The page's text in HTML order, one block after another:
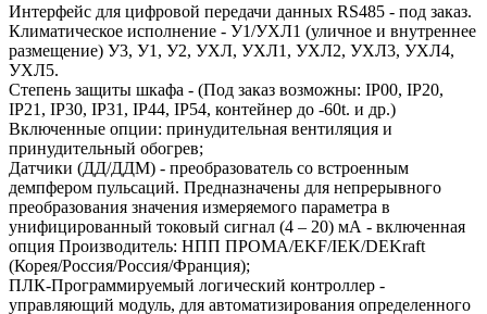
Интерфейс для цифровой передачи данных RS485 - под заказ.
Климатическое исполнение - У1/УХЛ1 (уличное и внутреннее
размещение) У3, У1, У2, УХЛ, УХЛ1, УХЛ2, УХЛ3, УХЛ4,
УХЛ5.
Степень защиты шкафа - (Под заказ возможны: IP00, IP20,
IP21, IP30, IP31, IP44, IP54, контейнер до -60t. и др.)
Включенные опции: принудительная вентиляция и
принудительный обогрев;
Датчики (ДД/ДДМ) - преобразователь со встроенным
демпфером пульсаций. Предназначены для непрерывного
преобразования значения измеряемого параметра в
унифицированный токовый сигнал (4 – 20) мА - включенная
опция Производитель: НПП ПРОМА/EKF/IEK/DEKraft
(Корея/Россия/Россия/Франция);
ПЛК-Программируемый логический контроллер -
управляющий модуль, для автоматизирования определенного